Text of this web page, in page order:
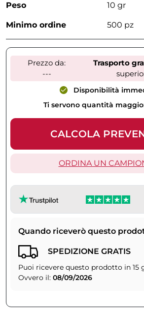
Peso 10 gr
Minimo ordine 500 pz
Prezzo da:
---
Trasporto
Disponibilità
Ti servono quantità
CALCOLA
ORDINA UN
Quando riceverò questo
SPEDIZIONE GRATIS
Puoi ricevere questo prodotto in 15
Ovvero il: 08/09/2026